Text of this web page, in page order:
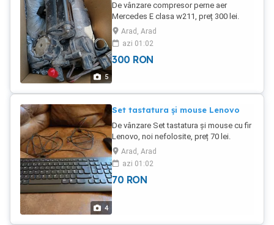
5
De vânzare compresor perne aer
Mercedes E clasa w211, preț 300 lei.
Arad, Arad
azi 01:02
300 RON
4
Set tastatura și mouse Lenovo
De vânzare Set tastatura și mouse cu fir
Lenovo, noi nefolosite, preț 70 lei.
Arad, Arad
azi 01:02
70 RON